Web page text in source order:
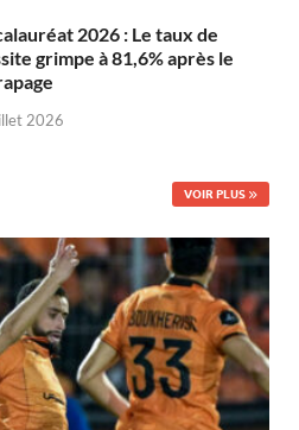
2026 : Le taux de
grimpe à 81,6% après le
2026
VOIR PLUS